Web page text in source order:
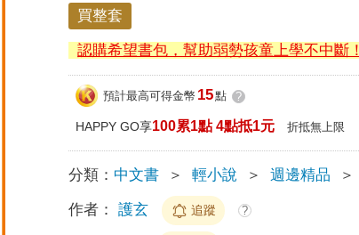
買整套
認購希望書包，幫助弱勢孩童上學不中斷！
預計最高可得金幣 15點 ?
HAPPY GO享100累1點 4點抵1元 折抵無上限
分類： 中文書 ＞ 輕小說 ＞ 週邊精品 ＞
作者： 護玄 追蹤 ?